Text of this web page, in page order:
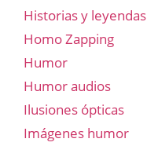
Historias y leyendas
Homo Zapping
Humor
Humor audios
Ilusiones ópticas
Imágenes humor